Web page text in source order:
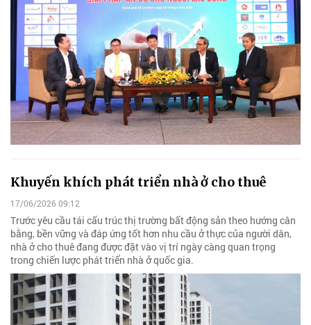
Khuyến khích phát triển nhà ở cho thuê
17/06/2026 09:12
Trước yêu cầu tái cấu trúc thị trường bất động sản theo hướng cân
bằng, bền vững và đáp ứng tốt hơn nhu cầu ở thực của người dân,
nhà ở cho thuê đang được đặt vào vị trí ngày càng quan trọng
trong chiến lược phát triển nhà ở quốc gia.